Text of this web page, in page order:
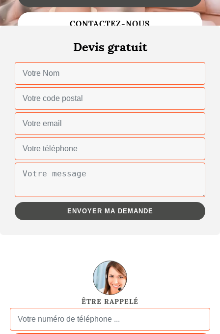
Changement de toiture
Gouttières
Réparation de toiture
CONTACTEZ-NOUS
Devis gratuit
ÊTRE RAPPELÉ